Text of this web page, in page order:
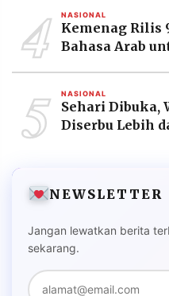
4 NASIONAL
Kemenag Rilis
Bahasa Arab
5 NASIONAL
Sehari Dibuka,
Diserbu Lebih
NEWSLETTER
Jangan lewatkan berita
sekarang.